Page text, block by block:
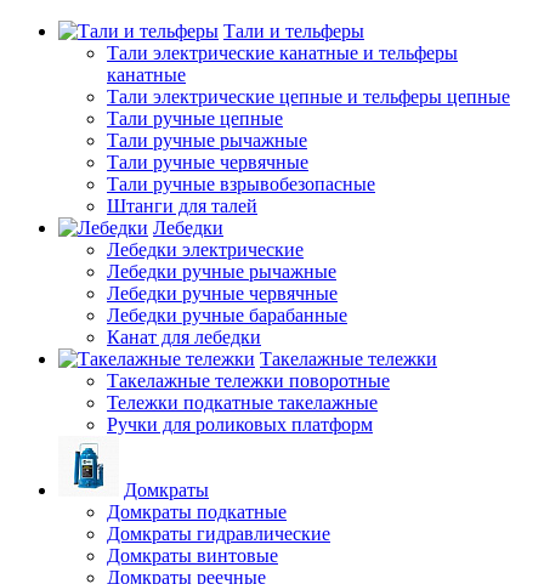
Тали и тельферы
Тали электрические канатные и тельферы
канатные
Тали электрические цепные и тельферы цепные
Тали ручные цепные
Тали ручные рычажные
Тали ручные червячные
Тали ручные взрывобезопасные
Штанги для талей
Лебедки
Лебедки электрические
Лебедки ручные рычажные
Лебедки ручные червячные
Лебедки ручные барабанные
Канат для лебедки
Такелажные тележки
Такелажные тележки поворотные
Тележки подкатные такелажные
Ручки для роликовых платформ
Домкраты
Домкраты подкатные
Домкраты гидравлические
Домкраты винтовые
Домкраты реечные